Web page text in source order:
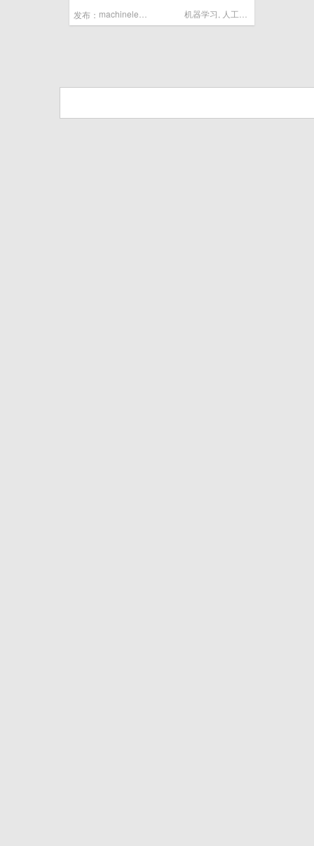
发布： 机器学习 人工智能